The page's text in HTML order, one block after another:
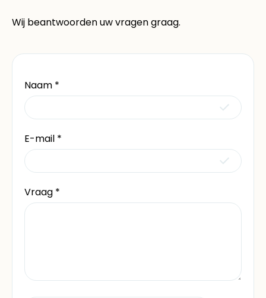
Wij beantwoorden uw vragen graag.
Naam *
E-mail *
Vraag *